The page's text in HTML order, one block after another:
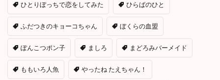
ひとりぼっちで恋をしてみた ひらばのひと
ふだつきのキョーコちゃん ぼくらの血盟
ぽんこつポン子 ましろ まどろみバーメイド
ももいろ人魚 やったね たえちゃん！